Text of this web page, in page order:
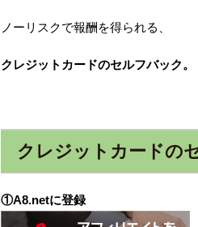
ノーリスクで報酬を得られる、
クレジットカードのセルフバック。
クレジットカードの
①A8.netに登録